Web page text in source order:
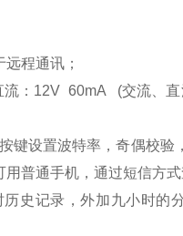
程通讯；
：12V 60mA (交流、
键设置波特率，奇偶校
普通手机，通过短信方
史记录，外加九小时的